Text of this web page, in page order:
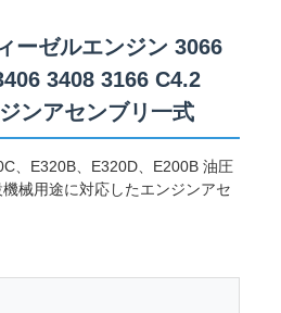
ーゼルエンジン 3066
3408 3166 C4.2
ンアセンブリ一式
、E320B、E320D、E200B 油圧
械用途に対応したエンジンアセ